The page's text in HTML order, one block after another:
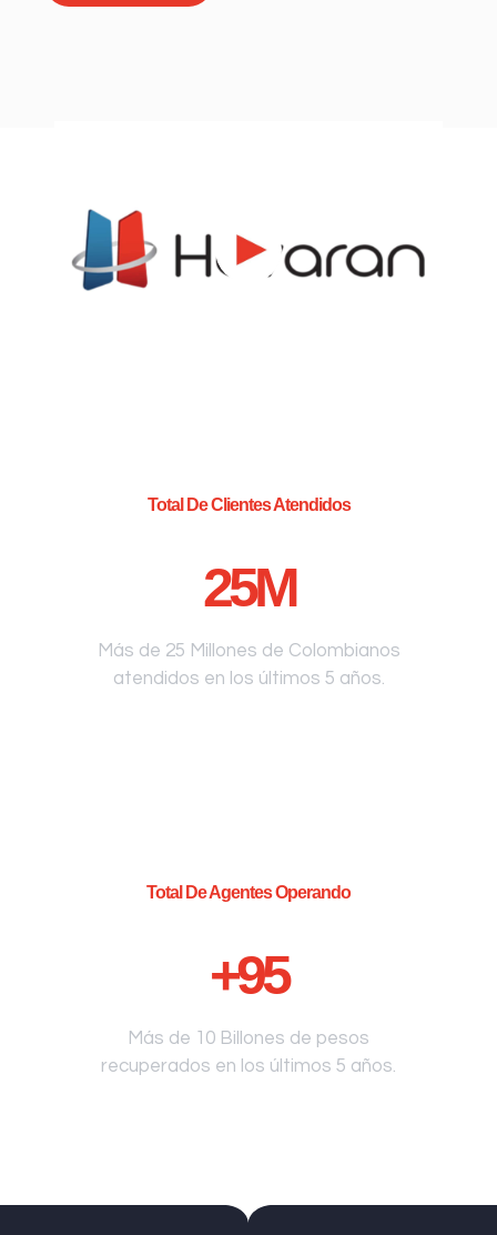
Total De Clientes Atendidos
25M
Más de 25 Millones de Colombianos
atendidos en los últimos 5 años.
Total De Agentes Operando
+95
Más de 10 Billones de pesos
recuperados en los últimos 5 años.